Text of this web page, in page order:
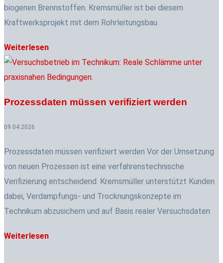
biogenen Brennstoffen. Kremsmüller ist bei diesem
Kraftwerksprojekt mit dem Rohrleitungsbau
Weiterlesen
Prozessdaten müssen verifiziert werden
09.04.2026
Prozessdaten müssen verifiziert werden Vor der Umsetzung
von neuen Prozessen ist eine verfahrenstechnische
Verifizierung entscheidend. Kremsmüller unterstützt Kunden
dabei, Verdampfungs- und Trocknungskonzepte im
Technikum abzusichern und auf Basis realer Versuchsdaten
Weiterlesen